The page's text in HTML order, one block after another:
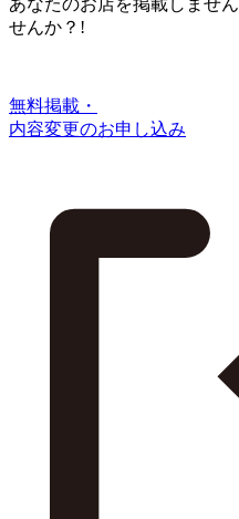
せんか？!
無料掲載・
内容変更のお申し込み